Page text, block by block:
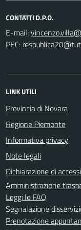
CONTATTI D.P.O.
E-mail:
PEC:
LINK UTILI
Provincia di Novara
Regione Piemonte
Informativa privacy
Note legali
Dichiarazione di
Amministrazione
Leggi le FAQ
Segnalazione
Prenotazione